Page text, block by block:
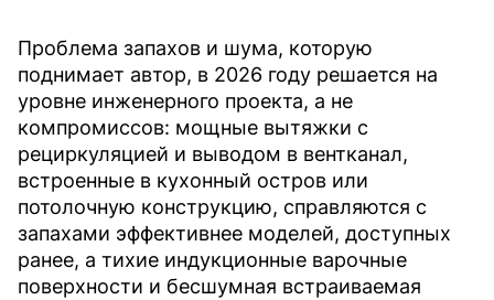
Проблема запахов и шума, которую
поднимает автор, в 2026 году решается на
уровне инженерного проекта, а не
компромиссов: мощные вытяжки с
рециркуляцией и выводом в вентканал,
встроенные в кухонный остров или
потолочную конструкцию, справляются с
запахами эффективнее моделей, доступных
ранее, а тихие индукционные варочные
поверхности и бесшумная встраиваемая